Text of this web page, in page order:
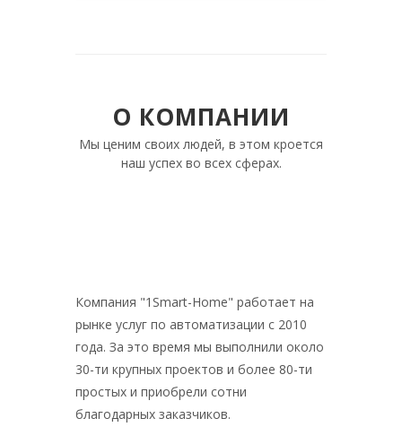
О КОМПАНИИ
Мы ценим своих людей, в этом кроется
наш успех во всех сферах.
Компания "1Smart-Home" работает на
рынке услуг по автоматизации с 2010
года. За это время мы выполнили около
30-ти крупных проектов и более 80-ти
простых и приобрели сотни
благодарных заказчиков.